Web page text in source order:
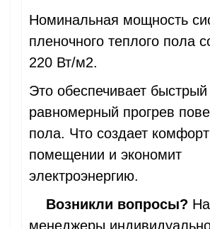
Номинальная мощность
пленочного теплого пола
220 Вт/м2.
Это обеспечивает быстрый
равномерный прогрев
пола. Что создает
помещении и экономит
электроэнергию.
Возникли вопросы?
менеджеры